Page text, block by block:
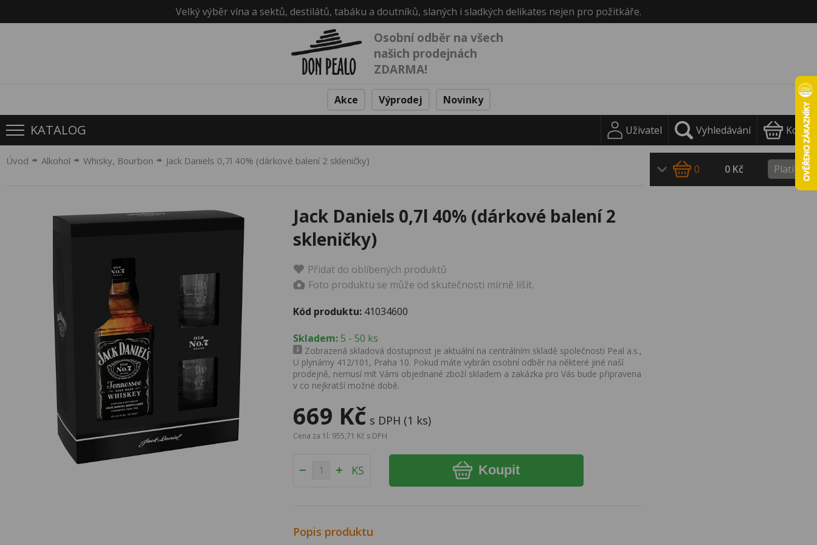
Velký výběr vína a sektů, destilátů, tabáku a doutníků, slaných i sladkých delikates nejen pro požitkáře.
Osobní odběr na všech
našich prodejnách
ZDARMA!
Akce Výprodej Novinky
KATALOG Uživatel Vyhledávání Košík
Úvod Alkohol Whisky, Bourbon Jack Daniels 0,7l 40% (dárkové balení 2 skleničky)
Jack Daniels 0,7l 40% (dárkové balení 2
skleničky)
Přidat do oblíbených produktů
Foto produktu se může od skutečnosti mírně lišit.
Kód produktu: 41034600
Skladem:5 - 50 ks
Zobrazená skladová dostupnost je aktuální na centrálním skladě společnosti Peal a.s.,
U plynárny 412/101, Praha 10. Pokud máte vybrán osobní odběr na některé jiné naší
prodejně, nemusí mít Vámi objednané zboží skladem a zakázka pro Vás bude připravena
v co nejkratší možné době.
669 Kč s DPH (1 ks)
Cena za 1l: 955,71 Kč s DPH
KS Koupit
Popis produktu
0 0 Kč Platit